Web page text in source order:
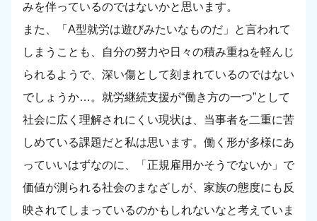
みを伴っているのではないかと思います。
また、「A型就労は遊びみたいなものだ」と言われて
しまうことも、自分の努力や日々の積み重ねを軽んじ
られるようで、深い傷として刻まれているのではない
でしょうか…。就労継続支援が“働き方の一つ”として
社会に広く理解されにくい現状は、当事者を二重に苦
しめている課題だと私は思います。働く形が多様にあ
っていいはずなのに、「正規雇用かそうでないか」で
価値が測られる社会のまなざしが、家族の態度にも反
映されてしまっているのかもしれないなと考えていま